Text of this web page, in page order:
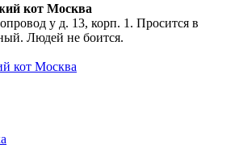
кот Москва
у д. 13, корп. 1. Просится в
Людей не боится.
кот Москва